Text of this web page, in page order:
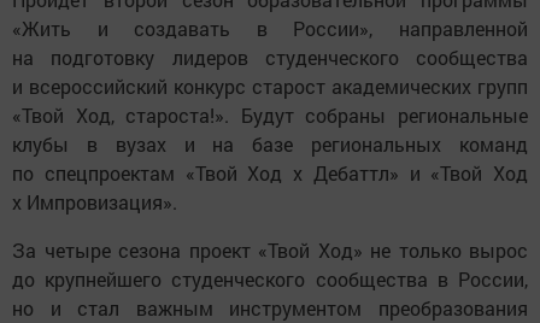
«Жить и создавать в России», направленной
на подготовку лидеров студенческого сообщества
и всероссийский конкурс старост академических групп
«Твой Ход, староста!». Будут собраны региональные
клубы в вузах и на базе региональных команд
по спецпроектам «Твой Ход х Дебаттл» и «Твой Ход
х Импровизация».
За четыре сезона проект «Твой Ход» не только вырос
до крупнейшего студенческого сообщества в России,
но и стал важным инструментом преобразования